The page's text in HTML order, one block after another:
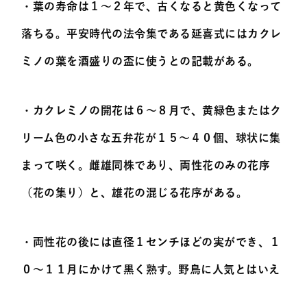
・葉の寿命は１～２年で、古くなると黄色くなって
落ちる。平安時代の法令集である延喜式にはカクレ
ミノの葉を酒盛りの盃に使うとの記載がある。
・カクレミノの開花は６～８月で、黄緑色またはク
リーム色の小さな五弁花が１５～４０個、球状に集
まって咲く。雌雄同株であり、両性花のみの花序
（花の集り）と、雄花の混じる花序がある。
・両性花の後には直径１センチほどの実ができ、１
０～１１月にかけて黒く熟す。野鳥に人気とはいえ